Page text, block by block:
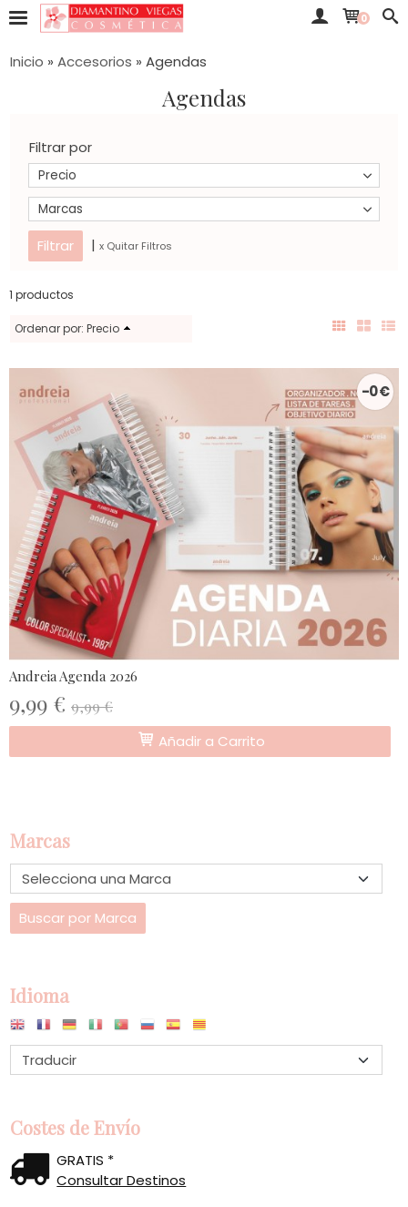
0
Marcas
Idioma
Costes de Envío
GRATIS *
Consultar Destinos
Inicio » Accesorios » Agendas
Agendas
Filtrar por
Precio
Marcas
| x Quitar Filtros
1 productos
Ordenar por: Precio
-0 €
Andreia Agenda 2026
9,99 € 9,99 €
Añadir a Carrito